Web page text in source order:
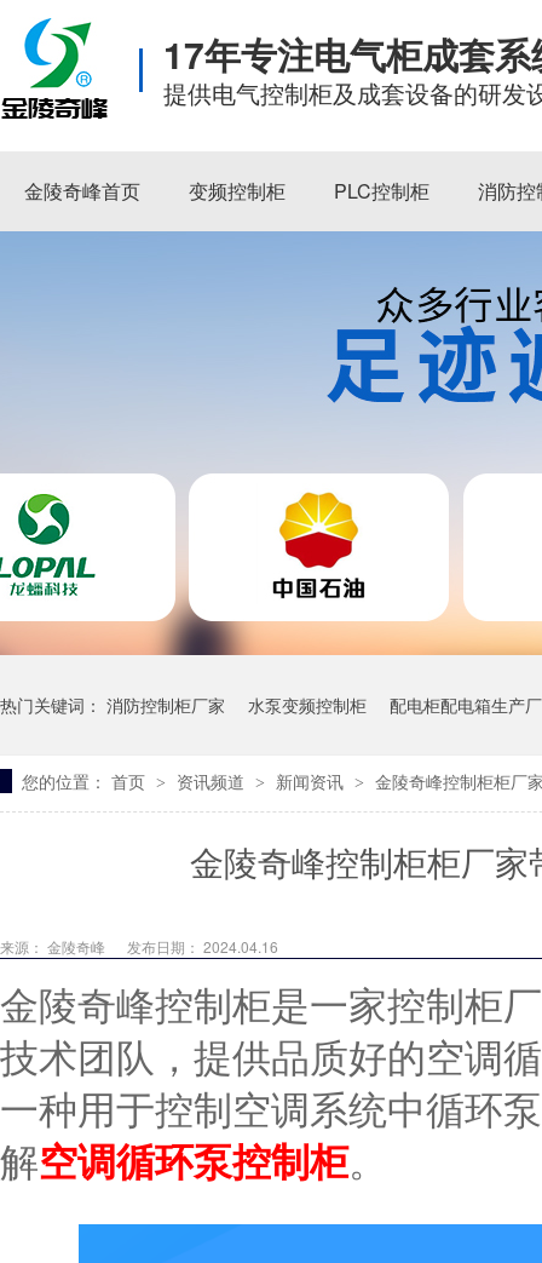
17年专注电气柜成套
提供电气控制柜及成套设备的研发
金陵奇峰首页 变频控制柜 PLC控制柜 消防控
热门关键词： 消防控制柜厂家 水泵变频控制柜 配电柜配电箱生产
您的位置： 首页 > 资讯频道 > 新闻资讯 > 金陵奇峰控制柜柜厂
金陵奇峰控制柜柜厂
来源： 金陵奇峰 发布日期： 2024.04.16
金陵奇峰控制柜是一家控制柜
技术团队，提供品质好的空调
一种用于控制空调系统中循环
解空调循环泵控制柜。